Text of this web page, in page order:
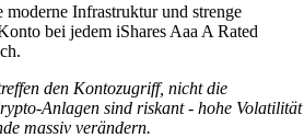
moderne Infrastruktur und strenge
bei jedem iShares Aaa A Rated
den Kontozugriff, nicht die
Anlagen sind riskant - hohe Volatilität
massiv verändern.